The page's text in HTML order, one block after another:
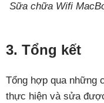
Sữa chữa Wifi
3. Tổng kết
Tổng hợp qua những
thực hiện và sửa